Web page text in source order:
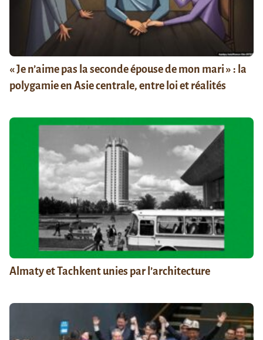
« Je n’aime pas la seconde épouse de mon mari » : la
polygamie en Asie centrale, entre loi et réalités
Almaty et Tachkent unies par l’architecture